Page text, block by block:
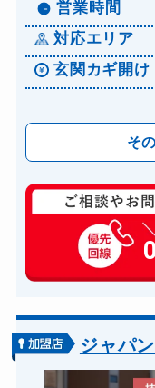
営業時間
対応エリア
玄関カギ開け
そ
玄関カギ開け
玄関カギ修理
玄関カギ交換
金庫カギ開け
ロッカーカギ
ジャパ